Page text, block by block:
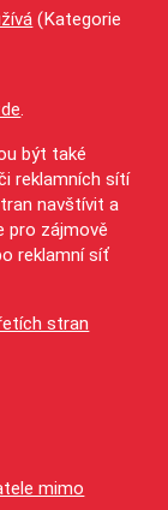
(Kategorie
.
být také
reklamních sítí
navštívit a
pro zájmově
reklamní síť
stran
mimo